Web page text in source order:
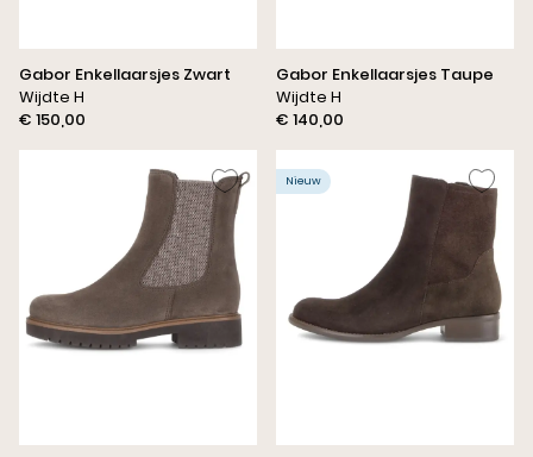
Gabor Enkellaarsjes Zwart
Wijdte H
€ 150,00
Gabor Enkellaarsjes Taupe
Wijdte H
€ 140,00
Nieuw